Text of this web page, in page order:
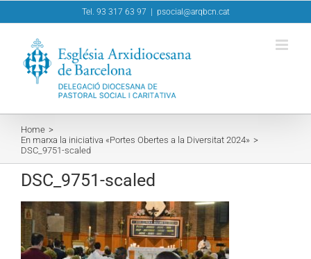
to
Tel. 93 317 63 97 psocial@arqbcn.cat
Home
En marxa la iniciativa «Portes Obertes a la Diversitat 2024»
DSC_9751-scaled
DSC_9751-scaled